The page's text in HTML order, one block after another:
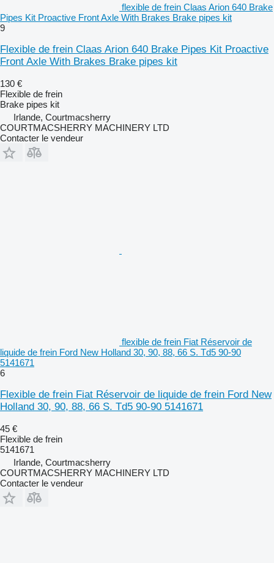
flexible de frein Claas Arion 640 Brake
Pipes Kit Proactive Front Axle With Brakes Brake pipes kit
9
Flexible de frein Claas Arion 640 Brake Pipes Kit Proactive
Front Axle With Brakes Brake pipes kit
130 €
Flexible de frein
Brake pipes kit
Irlande, Courtmacsherry
COURTMACSHERRY MACHINERY LTD
Contacter le vendeur
flexible de frein Fiat Réservoir de
liquide de frein Ford New Holland 30, 90, 88, 66 S. Td5 90-90
5141671
6
Flexible de frein Fiat Réservoir de liquide de frein Ford New
Holland 30, 90, 88, 66 S. Td5 90-90 5141671
45 €
Flexible de frein
5141671
Irlande, Courtmacsherry
COURTMACSHERRY MACHINERY LTD
Contacter le vendeur